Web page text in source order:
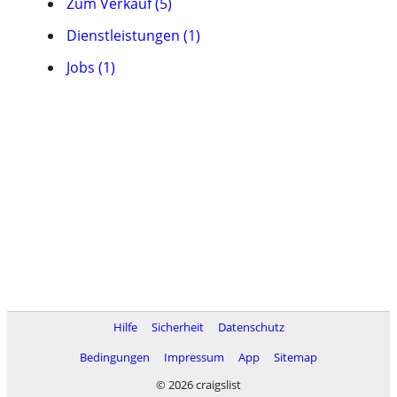
Dienstleistungen (1)
Jobs (1)
Hilfe Sicherheit
Datenschutz
Bedingungen
Impressum App
Sitemap
© 2026 craigslist